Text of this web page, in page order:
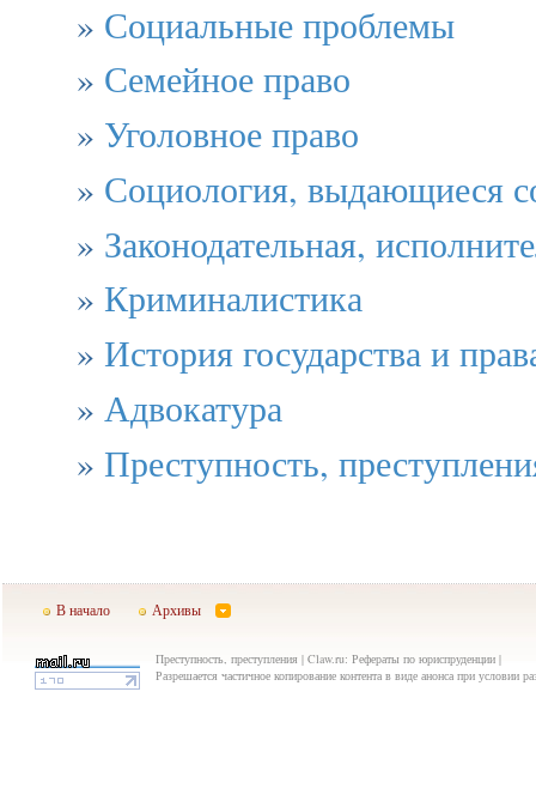
» Социальные проблемы
» Семейное право
» Уголовное право
» Социология, выдающиеся
» Законодательная,
» Криминалистика
» История государства и
» Адвокатура
» Преступность,
В начало Архивы
Преступность, преступления | Claw.ru: Рефераты по юриспруденции |
Разрешается частичное копирование контента в виде анонса при условии